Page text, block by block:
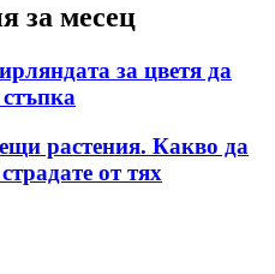
за месец
за цветя да
растения. Какво да
от тях